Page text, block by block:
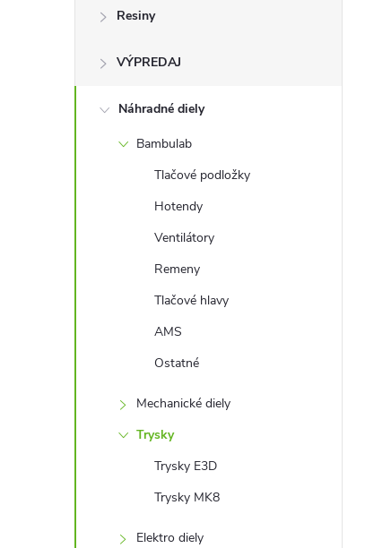
Resiny
VÝPREDAJ
Náhradné diely
Bambulab
Tlačové podložky
Hotendy
Ventilátory
Remeny
Tlačové hlavy
AMS
Ostatné
Mechanické diely
Trysky
Trysky E3D
Trysky MK8
Elektro diely